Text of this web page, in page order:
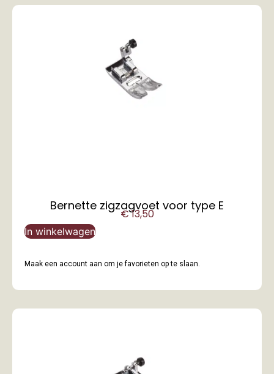
Bernette zigzagvoet voor type E
€13,50
In winkelwagen
Maak een account aan om je favorieten op te slaan.